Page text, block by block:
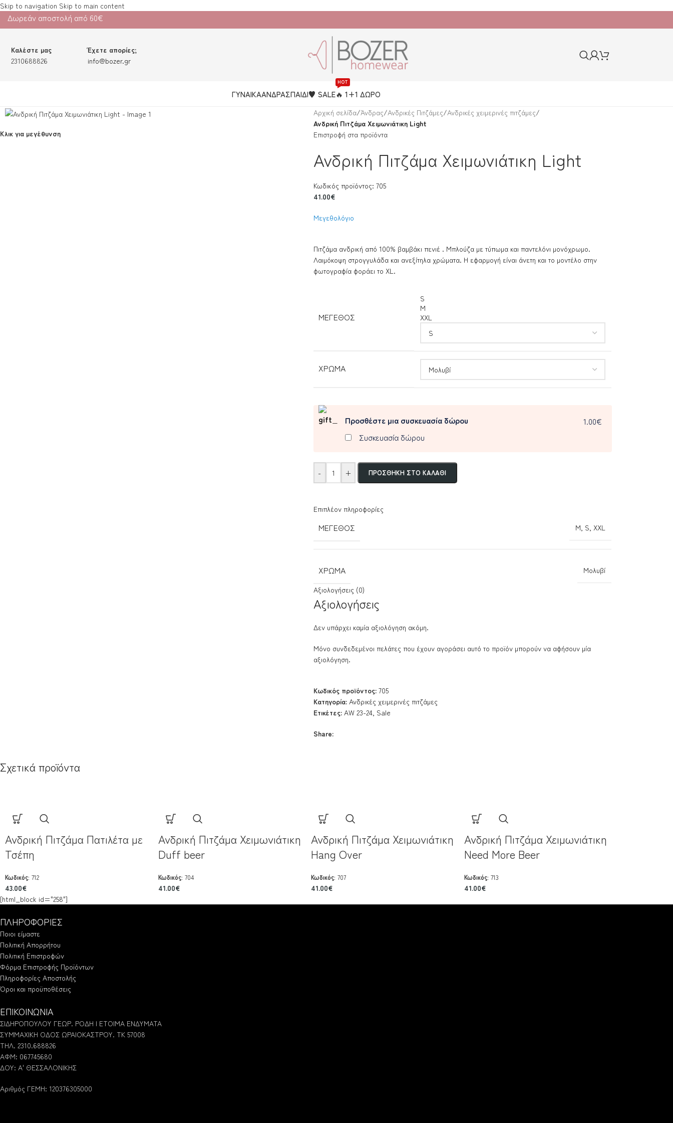
Skip to navigation Skip to main content
Δωρεάν αποστολή από 60€
Καλέστε μας
2310688826
Έχετε απορίες;
info@bozer.gr
ΓΥΝΑΙΚΑΑΝΔΡΑΣΠΑΙΔΙ♥️ SALE🔥 1+1 ΔΩΡΟ
HOT
Κλικ για μεγέθυνση
Αρχική σελίδα/Άνδρας/Ανδρικές Πιτζάμες/Ανδρικές χειμερινές πιτζάμες/
Ανδρική Πιτζάμα Χειμωνιάτικη Light
Επιστροφή στα προϊόντα
Ανδρική Πιτζάμα Χειμωνιάτικη Light
Κωδικός προϊόντος: 705
41.00€
Μεγεθολόγιο
Πιτζάμα ανδρική από 100% βαμβάκι πενιέ . Μπλούζα με τύπωμα και παντελόνι μονόχρωμο.
Λαιμόκοψη στρογγυλάδα και ανεξίτηλα χρώματα. Η εφαρμογή είναι άνετη και το μοντέλο στην
φωτογραφία φοράει το XL.
ΜΈΓΕΘΟΣ
S
M
XXL
ΧΡΏΜΑ
Προσθέστε μια συσκευασία δώρου
Συσκευασία δώρου
1.00€
- + ΠΡΟΣΘΉΚΗ ΣΤΟ ΚΑΛΆΘΙ
Επιπλέον πληροφορίες
ΜΈΓΕΘΟΣ M, S, XXL
ΧΡΏΜΑ
Μολυβί
Αξιολογήσεις (0)
Αξιολογήσεις
Δεν υπάρχει καμία αξιολόγηση ακόμη.
Μόνο συνδεδεμένοι πελάτες που έχουν αγοράσει αυτό το προϊόν μπορούν να αφήσουν μία
αξιολόγηση.
Κωδικός προϊόντος: 705
Κατηγορία: Ανδρικές χειμερινές πιτζάμες
Ετικέτες: AW 23-24, Sale
Share:
Σχετικά προϊόντα
Ανδρική Πιτζάμα Πατιλέτα με
Τσέπη
Κωδικός: 712
43.00€
Ανδρική Πιτζάμα Χειμωνιάτικη
Duff beer
Κωδικός: 704
41.00€
Ανδρική Πιτζάμα Χειμωνιάτικη
Hang Over
Κωδικός: 707
41.00€
Ανδρική Πιτζάμα Χειμωνιάτικη
Need More Beer
Κωδικός: 713
41.00€
[html_block id="258"]
ΠΛΗΡΟΦΟΡΙΕΣ
Ποιοι είμαστε
Πολιτική Απορρήτου
Πολιτική Επιστροφών
Φόρμα Επιστροφής Προϊόντων
Πληροφορίες Αποστολής
Όροι και προϋποθέσεις
ΕΠΙΚΟΙΝΩΝΙΑ
ΣΙΔΗΡΟΠΟΥΛΟΥ ΓΕΩΡ. ΡΟΔΗ | ΕΤΟΙΜΑ ΕΝΔΥΜΑΤΑ
ΣΥΜΜΑΧΙΚΗ ΟΔΟΣ ΩΡΑΙΟΚΑΣΤΡΟΥ. ΤΚ 57008
ΤΗΛ. 2310.688826
ΑΦΜ: 067745680
ΔΟΥ: Α' ΘΕΣΣΑΛΟΝΙΚΗΣ
Αριθμός ΓΕΜΗ: 120376305000